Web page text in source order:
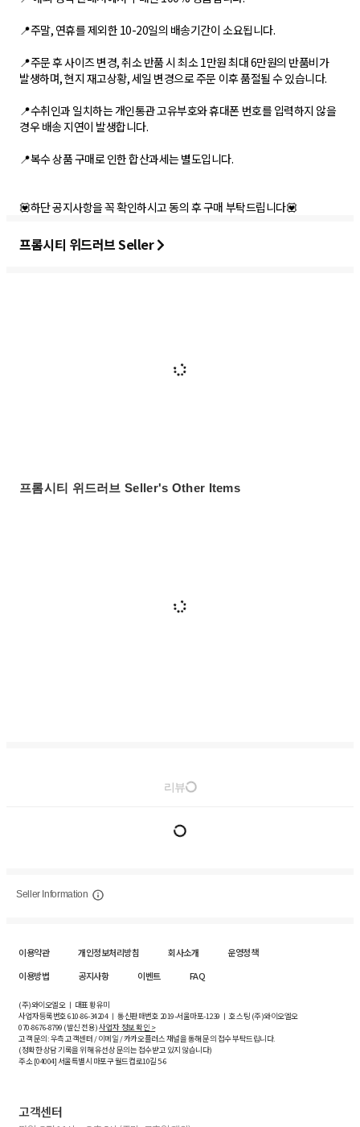
📍주말, 연휴를 제외한 10-20일의 배송기간이 소요됩니다.
📍주문 후 사이즈 변경, 취소 반품 시 최소 1만원 최대 6만원의 반품비가
발생하며, 현지 재고상황, 세일 변경으로 주문 이후 품절될 수 있습니다.
📍수취인과 일치하는 개인통관 고유부호와 휴대폰 번호를 입력하지 않을
경우 배송 지연이 발생합니다.
📍복수 상품 구매로 인한 합산과세는 별도입니다.
💟하단 공지사항을 꼭 확인하시고 동의 후 구매 부탁드립니다💟
프롬시티 위드러브 Seller
프롬시티 위드러브 Seller's Other Items
리뷰
Seller Information
이용약관 개인정보처리방침 회사소개
운영정책
이용방법
공지사항 이벤트 FAQ
(주)와이오엘오 ㅣ 대표 황유미
사업자등록번호610-86-34204ㅣ 통신판매번호 2019-서울마포-1239 ㅣ 호스팅 (주)와이오엘오
070-8676-8799 (발신 전용)사업자 정보 확인 >
고객 문의: 우측 고객센터 / 이메일 / 카카오플러스 채널을 통해 문의 접수 부탁드립니다.
(정확한 상담 기록을 위해 유선상 문의는 접수받고 있지 않습니다)
주소 [04004] 서울특별시 마포구 월드컵로10길5-6
고객센터